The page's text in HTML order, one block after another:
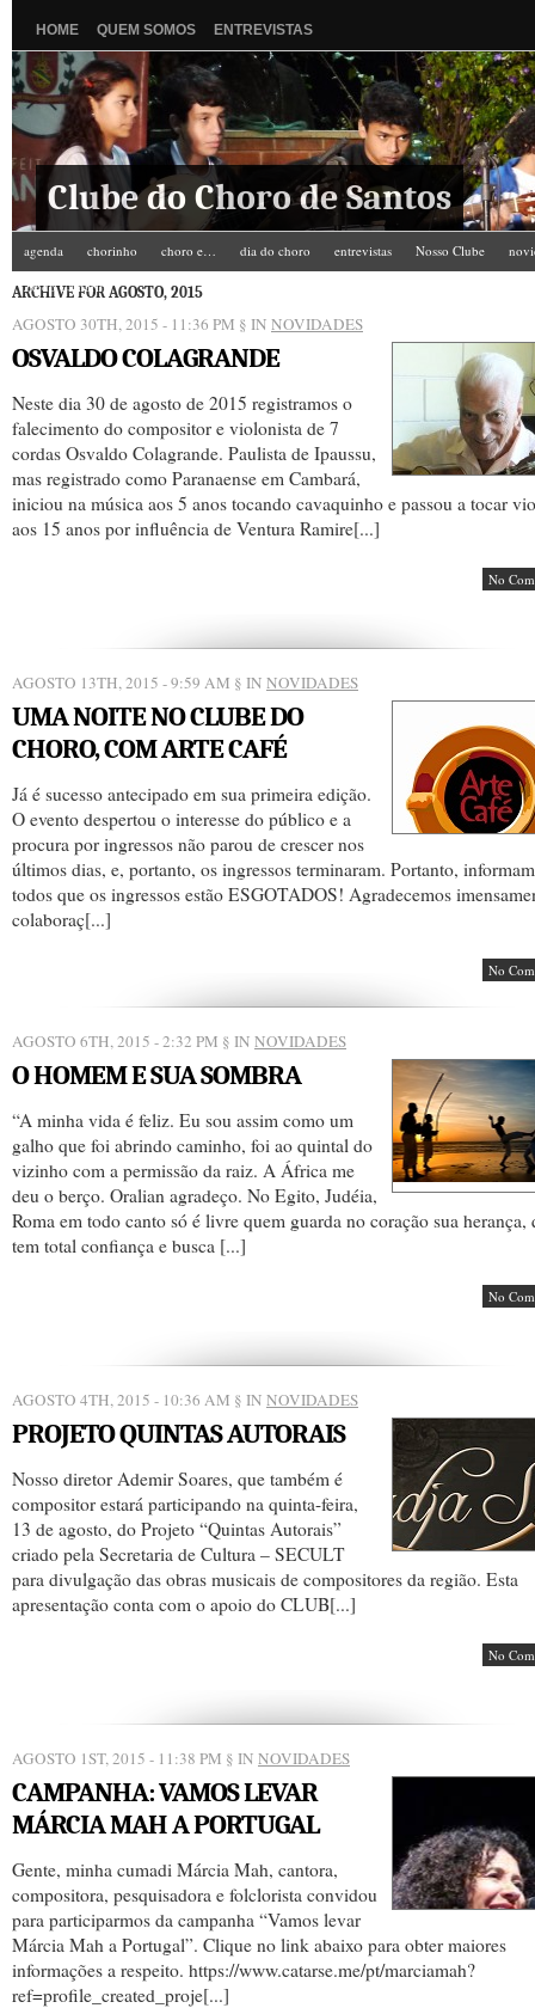
HOME QUEM SOMOS ENTREVISTAS
Clube do Choro de Santos
agenda chorinho choro e… dia do choro entrevistas Nosso Clube
Zé do Camarim
ARCHIVE FOR AGOSTO, 2015
AGOSTO 30TH, 2015 - 11:36 PM § IN NOVIDADES
OSVALDO COLAGRANDE
Neste dia 30 de agosto de 2015 registramos o
falecimento do compositor e violonista de 7
cordas Osvaldo Colagrande. Paulista de Ipaussu,
mas registrado como Paranaense em Cambará,
iniciou na música aos 5 anos tocando cavaquinho e passou a tocar
aos 15 anos por influência de Ventura Ramire[...]
No
AGOSTO 13TH, 2015 - 9:59 AM § IN NOVIDADES
UMA NOITE NO CLUBE DO
CHORO, COM ARTE CAFÉ
Já é sucesso antecipado em sua primeira edição.
O evento despertou o interesse do público e a
procura por ingressos não parou de crescer nos
últimos dias, e, portanto, os ingressos terminaram. Portanto,
todos que os ingressos estão ESGOTADOS! Agradecemos
colaboraç[...]
No
AGOSTO 6TH, 2015 - 2:32 PM § IN NOVIDADES
O HOMEM E SUA SOMBRA
“A minha vida é feliz. Eu sou assim como um
galho que foi abrindo caminho, foi ao quintal do
vizinho com a permissão da raiz. A África me
deu o berço. Oralian agradeço. No Egito, Judéia,
Roma em todo canto só é livre quem guarda no coração sua herança,
tem total confiança e busca [...]
No
AGOSTO 4TH, 2015 - 10:36 AM § IN NOVIDADES
PROJETO QUINTAS AUTORAIS
Nosso diretor Ademir Soares, que também é
compositor estará participando na quinta-feira,
13 de agosto, do Projeto “Quintas Autorais”
criado pela Secretaria de Cultura – SECULT
para divulgação das obras musicais de compositores da região. Esta
apresentação conta com o apoio do CLUB[...]
No
AGOSTO 1ST, 2015 - 11:38 PM § IN NOVIDADES
CAMPANHA: VAMOS LEVAR
MÁRCIA MAH A PORTUGAL
Gente, minha cumadi Márcia Mah, cantora,
compositora, pesquisadora e folclorista convidou
para participarmos da campanha “Vamos levar
Márcia Mah a Portugal”. Clique no link abaixo para obter maiores
informações a respeito. https://www.catarse.me/pt/marciamah?
ref=profile_created_proje[...]